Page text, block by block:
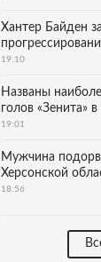
Хантер Байден
19:10
Названы
голов «Зенита»
19:01
Мужчина
Херсонской
18:56